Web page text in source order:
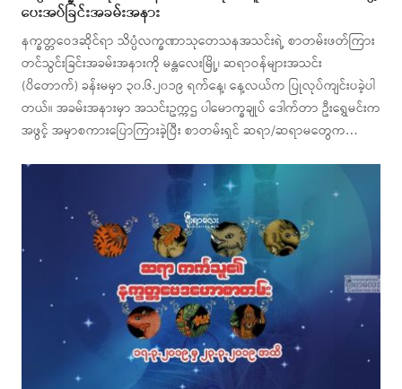
ပေးအပ်ခြင်းအခမ်းအနား
နက္ခတ္တဝေဒဆိုင်ရာ သိပ္ပံလက္ခဏာသုတေသနအသင်းရဲ့ စာတမ်းဖတ်ကြား
တင်သွင်းခြင်းအခမ်းအနားကို မန္တလေးမြို့၊ ဆရာဝန်များအသင်း
(ပိတောက်) ခန်းမမှာ ၃၀.၆.၂၀၁၉ ရက်နေ့၊ နေ့လယ်က ပြုလုပ်ကျင်းပခဲ့ပါ
တယ်။ အခမ်းအနားမှာ အသင်းဥက္ကဌ ပါမောက္ခချုပ် ဒေါက်တာ ဦးရွှေမင်းက
အဖွင့် အမှာစကားပြောကြားခဲ့ပြီး စာတမ်းရှင် ဆရာ/ဆရာမတွေက…